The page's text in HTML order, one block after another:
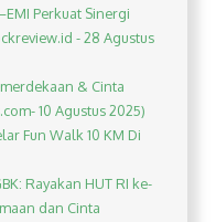
Perkuat Sinergi
- 28 Agustus
& Cinta
10 Agustus 2025)
Fun Walk 10 KM Di
Rayakan HUT RI ke-
dan Cinta